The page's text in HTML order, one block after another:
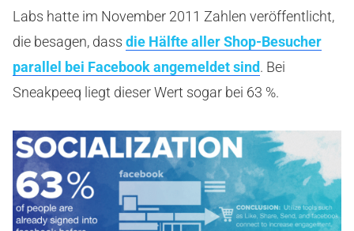
Labs hatte im November 2011 Zahlen veröffentlicht,
die besagen, dass die Hälfte aller Shop-Besucher
parallel bei Facebook angemeldet sind. Bei
Sneakpeeq liegt dieser Wert sogar bei 63 %.